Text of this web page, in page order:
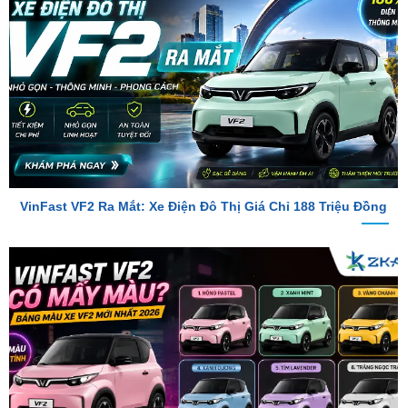
VinFast VF2 Ra Mắt: Xe Điện Đô Thị Giá Chỉ 188 Triệu Đồng